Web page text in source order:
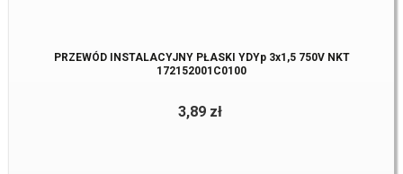
PRZEWÓD INSTALACYJNY PŁASKI YDYp 3x1,5 750V NKT
172152001C0100
3,89 zł